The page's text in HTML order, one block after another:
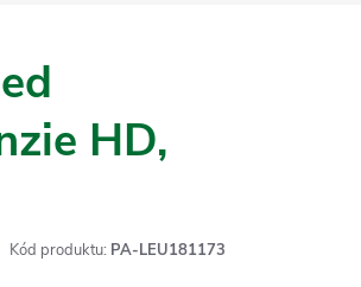
HD,
Kód produktu: PA-LEU181173